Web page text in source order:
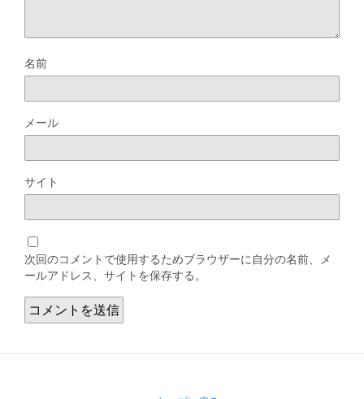
名前
メール
サイト
次回のコメントで使用するためブラウザーに自分の名前、メ
ールアドレス、サイトを保存する。